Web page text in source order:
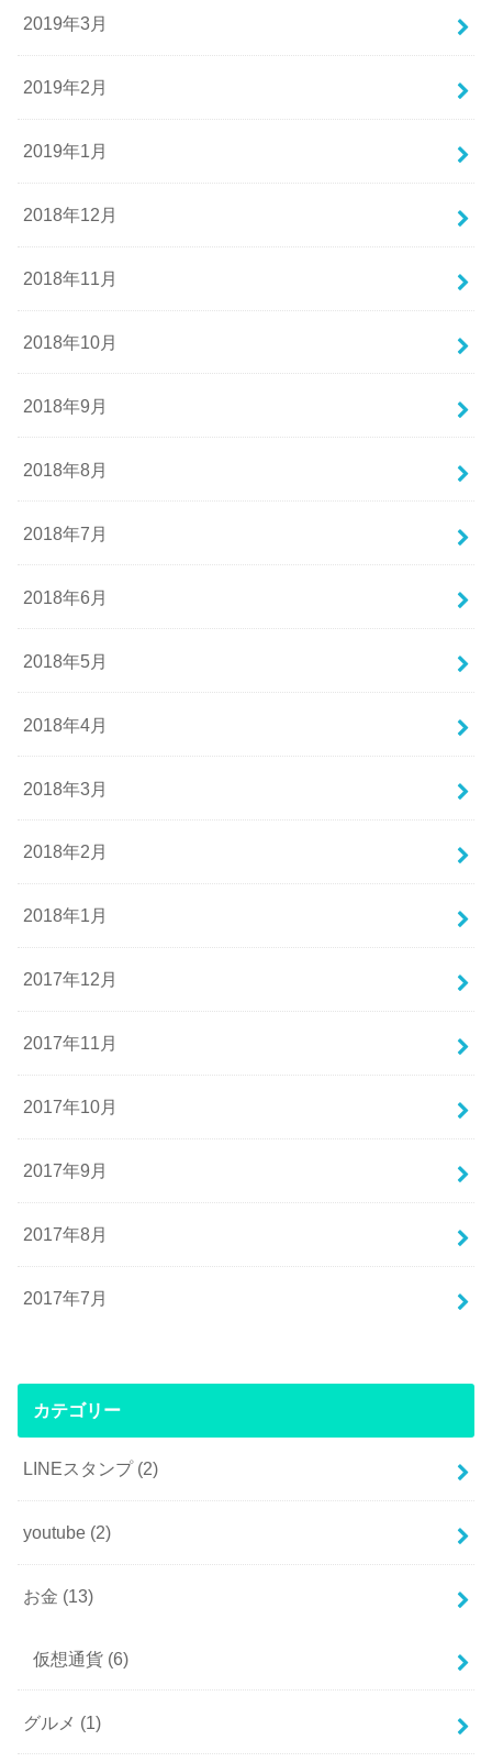
2019年3月
2019年2月
2019年1月
2018年12月
2018年11月
2018年10月
2018年9月
2018年8月
2018年7月
2018年6月
2018年5月
2018年4月
2018年3月
2018年2月
2018年1月
2017年12月
2017年11月
2017年10月
2017年9月
2017年8月
2017年7月
カテゴリー
LINEスタンプ (2)
youtube (2)
お金 (13)
仮想通貨 (6)
グルメ (1)